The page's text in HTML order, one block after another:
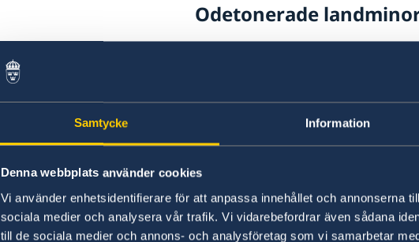
Samtycke Information
Denna webbplats använder cookies
Vi använder enhetsidentifierare för att anpassa innehållet och annonserna
sociala medier och analysera vår trafik. Vi vidarebefordrar även sådana
till de sociala medier och annons- och analysföretag som vi samarbetar
Odetonerade
Det finns fortfarande
minröjningsarbete har
Battambang, Pursat, Banteay
störst i skogar, på risfält,
Terrorism
Risken för terrorattentat i
terrordåd som innebär att du